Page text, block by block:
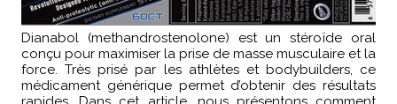
Dianabol (methandrostenolone) est un stéroïde oral
conçu pour maximiser la prise de masse musculaire et la
force. Très prisé par les athlètes et bodybuilders, ce
médicament générique permet d’obtenir des résultats